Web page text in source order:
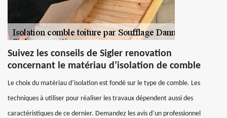
Suivez les conseils de Sigler renovation
concernant le matériau d’isolation de comble
Le choix du matériau d’isolation est fondé sur le type de comble. Les
techniques à utiliser pour réaliser les travaux dépendent aussi des
caractéristiques de ce dernier. Demandez les avis d’un professionnel